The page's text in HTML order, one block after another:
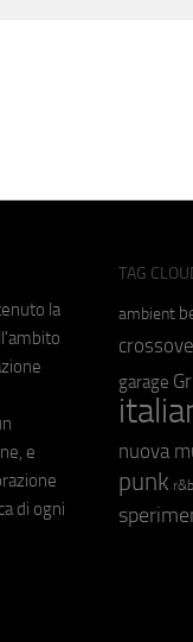
la
e
di ogni
TAG
ambient
garage
nuova
punk r&b